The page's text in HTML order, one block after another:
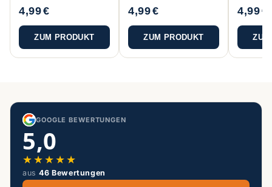
16XL
Druckerpatrone
Gelb
4,99 €
ZUM PRODUKT
16XL
Druckerpatrone
Magenta
4,99 €
ZUM PRODUKT
16XL
Cyan
4,99 €
GOOGLE BEWERTUNGEN
5,0
★★★★★
aus46 Bewertungen